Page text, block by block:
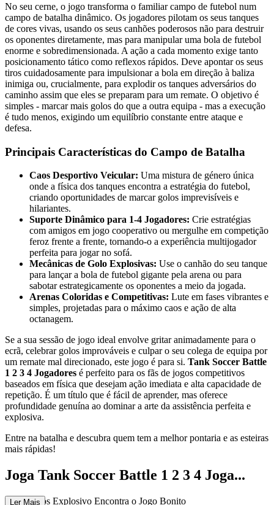
No seu cerne, o jogo transforma o familiar campo de futebol num
campo de batalha dinâmico. Os jogadores pilotam os seus tanques
de cores vivas, usando os seus canhões poderosos não para destruir
os oponentes diretamente, mas para manipular uma bola de futebol
enorme e sobredimensionada. A ação a cada momento exige tanto
posicionamento tático como reflexos rápidos. Deve apontar os seus
tiros cuidadosamente para impulsionar a bola em direção à baliza
inimiga ou, crucialmente, para explodir os tanques adversários do
caminho assim que eles se preparam para um remate. O objetivo é
simples - marcar mais golos do que a outra equipa - mas a execução
é tudo menos, exigindo um equilíbrio constante entre ataque e
defesa.
Principais Características do Campo de Batalha
Caos Desportivo Veicular: Uma mistura de género única
onde a física dos tanques encontra a estratégia do futebol,
criando oportunidades de marcar golos imprevisíveis e
hilariantes.
Suporte Dinâmico para 1-4 Jogadores: Crie estratégias
com amigos em jogo cooperativo ou mergulhe em competição
feroz frente a frente, tornando-o a experiência multijogador
perfeita para jogar no sofá.
Mecânicas de Golo Explosivas: Use o canhão do seu tanque
para lançar a bola de futebol gigante pela arena ou para
sabotar estrategicamente os oponentes a meio da jogada.
Arenas Coloridas e Competitivas: Lute em fases vibrantes e
simples, projetadas para o máximo caos e ação de alta
octanagem.
Se a sua sessão de jogo ideal envolve gritar animadamente para o
ecrã, celebrar golos improváveis e culpar o seu colega de equipa por
um remate mal direcionado, este jogo é para si. Tank Soccer Battle
1 2 3 4 Jogadores é perfeito para os fãs de jogos competitivos
baseados em física que desejam ação imediata e alta capacidade de
repetição. É um título que é fácil de aprender, mas oferece
profundidade genuína ao dominar a arte da assistência perfeita e
explosiva.
Entre na batalha e descubra quem tem a melhor pontaria e as esteiras
mais rápidas!
Joga Tank Soccer Battle 1 2 3 4 Joga...
dores: Caos Explosivo Encontra o Jogo Bonito
Ler Mais